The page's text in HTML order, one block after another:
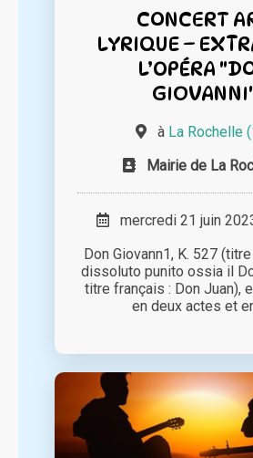
CONCERT
LYRIQUE –
L’OPÉRA
à La Rochelle
Mairie de La
mercredi 21 juin
Don Giovann1, K. 527 (titre
dissoluto punito ossia il
titre français : Don Juan),
en deux actes et en